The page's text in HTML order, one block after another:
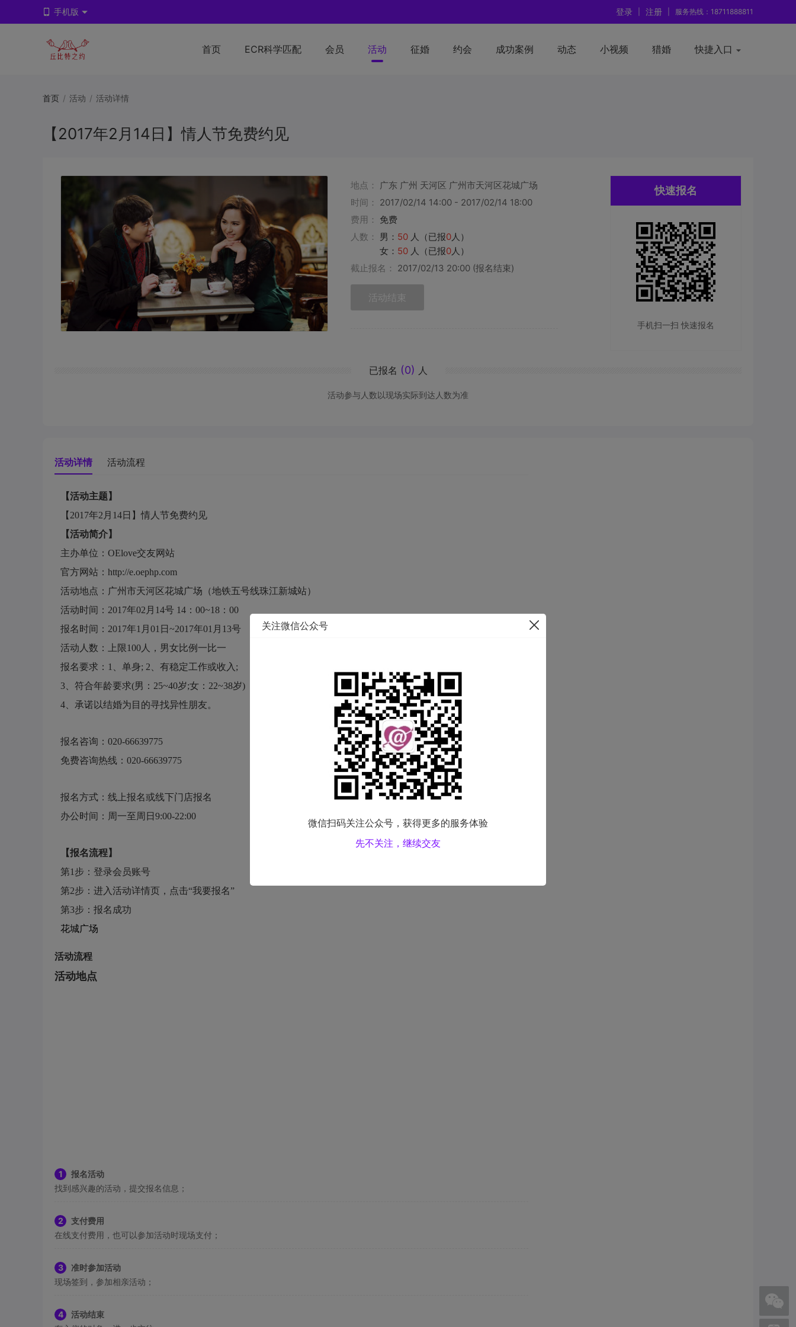
手机版 登录 注册 服务热线：18711888811
首页 ECR科学匹配 会员 活动 征婚 约会 成功案例 动态 小视频 猎婚 快捷入口
首页 / 活动 / 活动详情
【2017年2月14日】情人节免费约见
地点：
广东 广州 天河区 广州市天河区花城广场
时间：
2017/02/14 14:00 - 2017/02/14 18:00
费用：
免费
人数：
男： 50 人（已报0人）
女： 50 人（已报0人）
截止报名：
2017/02/13 20:00 (报名结束)
活动结束
快速报名
手机扫一扫 快速报名
已报名 (0) 人
活动参与人数以现场实际到达人数为准
活动详情 活动流程
【活动主题】
【2017年2月14日】情人节免费约见
【活动简介】
主办单位：OElove交友网站
官方网站： http://e.oephp.com
活动地点：广州市天河区花城广场（地铁五号线珠江新城站）
活动时间：2017年02月14号 14：00~18：00
报名时间：2017年1月01日~2017年01月13号
活动人数：上限100人，男女比例一比一
报名要求：1、单身; 2、有稳定工作或收入;
3、符合年龄要求(男：25~40岁;女：22~38岁)
4、承诺以结婚为目的寻找异性朋友。
报名咨询：020-66639775
免费咨询热线：020-66639775
报名方式：线上报名或线下门店报名
办公时间：周一至周日9:00-22:00
【报名流程】
第1步：登录会员账号
第2步：进入活动详情页，点击“我要报名”
第3步：报名成功
花城广场
活动流程
活动地点
1
报名活动
找到感兴趣的活动，提交报名信息；
2
支付费用
在线支付费用，也可以参加活动时现场支付；
3
准时参加活动
现场签到，参加相亲活动；
4
活动结束
关注微信公众号
微信扫码关注公众号，获得更多的服务体验
先不关注，继续交友